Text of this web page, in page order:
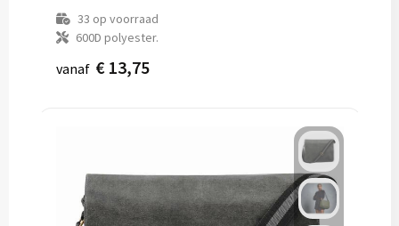
33 op voorraad
600D polyester.
vanaf € 13,75